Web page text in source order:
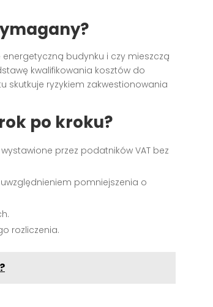
budynku i czy mieszczą
kwalifikowania kosztów do
skutkuje ryzykiem zakwestionowania
po kroku?
przez podatników VAT bez
pomniejszenia o
rozliczenia.